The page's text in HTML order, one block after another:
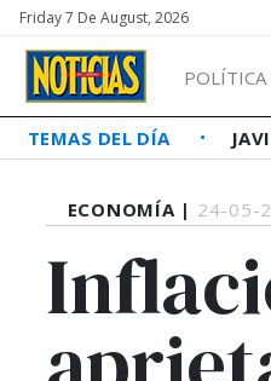
Friday 7 De August, 2026
POLÍTICA
TEMAS DEL DÍA
ECONOMÍA | 24-05-